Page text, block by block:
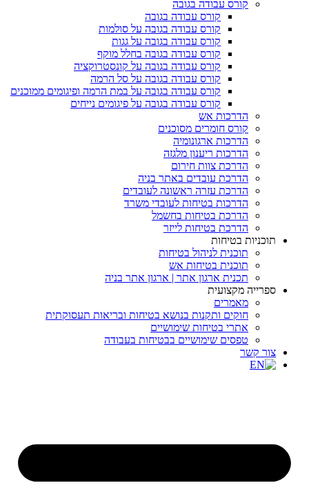
קורס עבודה בגובה
קורס עבודה בגובה
קורס עבודה בגובה על סולמות
קורס עבודה בגובה על גגות
קורס עבודה בגובה בחלל מוקף
קורס עבודה בגובה על קונסטרוקציה
קורס עבודה בגובה על סל הרמה
קורס עבודה בגובה על במת הרמה ופיגומים ממוכנים
קורס עבודה בגובה על פיגומים נייחים
הדרכות אש
קורס חומרים מסוכנים
הדרכות ארגונומיה
הדרכות ריענון מלגזה
הדרכת צוות חירום
הדרכת עובדים באתר בניה
הדרכת עזרה ראשונה לעובדים
הדרכות בטיחות לעובדי משרד
הדרכת בטיחות בחשמל
הדרכת בטיחות לייזר
תוכניות בטיחות
תוכנית לניהול בטיחות
תוכנית בטיחות אש
תכנית ארגון אתר | ארגון אתר בניה
ספרייה מקצועית
מאמרים
חוקים ותקנות בנושא בטיחות ובריאות תעסוקתית
אתרי בטיחות שימושיים
טפסים שימושיים בבטיחות בעבודה
צור קשר